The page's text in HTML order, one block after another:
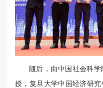
随后，由中国社会科
授，复旦大学中国经济研